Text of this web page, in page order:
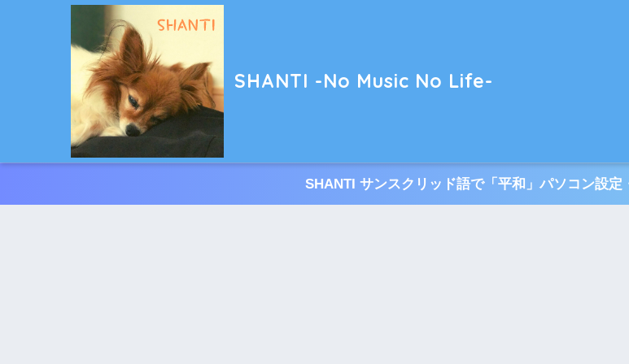
SHANTI -No Music No Life-
SHANTI サンスクリッド語で「平和」パソコン設定